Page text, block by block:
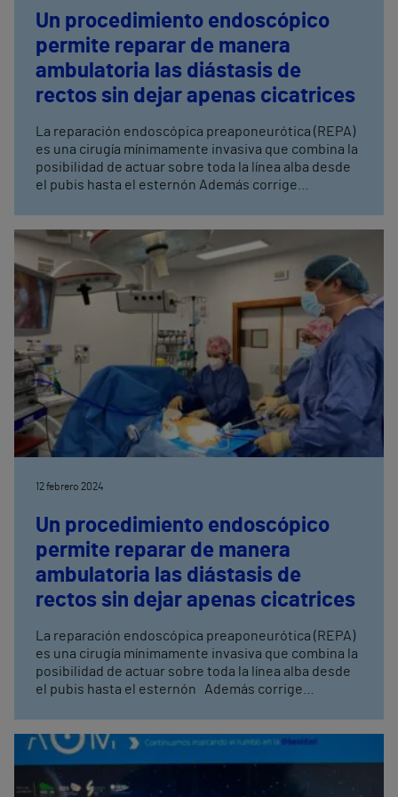
Un procedimiento endoscópico
permite reparar de manera
ambulatoria las diástasis de
rectos sin dejar apenas cicatrices
La reparación endoscópica preaponeurótica (REPA)
es una cirugía mínimamente invasiva que combina la
posibilidad de actuar sobre toda la línea alba desde
el pubis hasta el esternón Además corrige
producir, sobre todo las umbilicales, e implica una
breve estancia hospitalaria
12 febrero 2024
Un procedimiento endoscópico
permite reparar de manera
ambulatoria las diástasis de
rectos sin dejar apenas cicatrices
La reparación endoscópica preaponeurótica (REPA)
es una cirugía mínimamente invasiva que combina la
posibilidad de actuar sobre toda la línea alba desde
el pubis hasta el esternón Además corrige
producir, sobre todo las umbilicales, e implica una
breve estancia hospitalaria